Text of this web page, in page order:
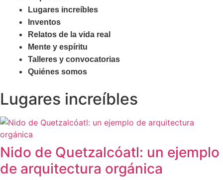
Lugares increíbles
Inventos
Relatos de la vida real
Mente y espíritu
Talleres y convocatorias
Quiénes somos
Lugares increíbles
Nido de Quetzalcóatl: un ejemplo
de arquitectura orgánica